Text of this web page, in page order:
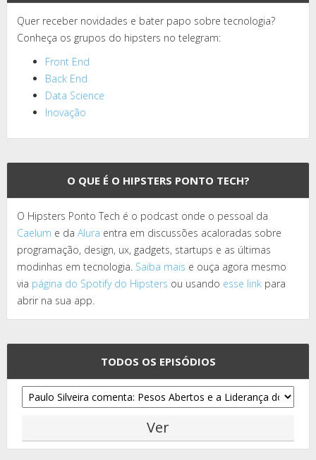
Quer receber novidades e bater papo sobre tecnologia?
Conheça os grupos do hipsters no telegram:
Front End
Back End
Data Science
Inovação
O QUE É O HIPSTERS PONTO TECH?
O Hipsters Ponto Tech é o podcast onde o pessoal da
Caelum e da Alura entra em discussões acaloradas sobre
programação, design, ux, gadgets, startups e as últimas
modinhas em tecnologia. Saiba mais e ouça agora mesmo
via página do Spotify do Hipsters ou usando esse link para
abrir na sua app.
TODOS OS EPISÓDIOS